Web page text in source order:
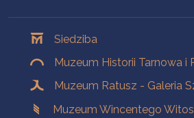
Siedziba
Muzeum Historii Tarnowa i
Muzeum Ratusz - Galeria
Muzeum Wincentego